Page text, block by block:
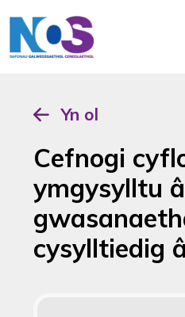
Yn ol
Cefnogi
ymgysylltu â
cysylltiedig